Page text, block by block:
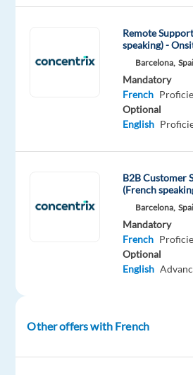
500€
bonus
tournants
-
Langue
Français
Remote
speaking) -
Barcelona,
Mandatory
French
Optional
English
B2B Customer
(French
Barcelona,
Mandatory
French
Optional
English
Other offers with French